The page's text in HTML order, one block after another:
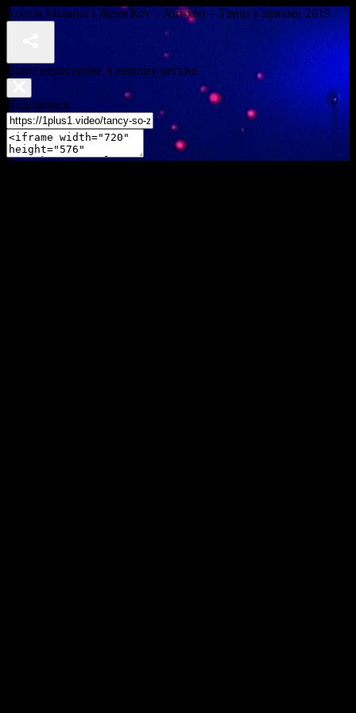
Ксенія Мішина і Женя Кот – Хіп-хоп – Танці з зірками 2019
Відео недоступне в вашому регіоні
Поділитися